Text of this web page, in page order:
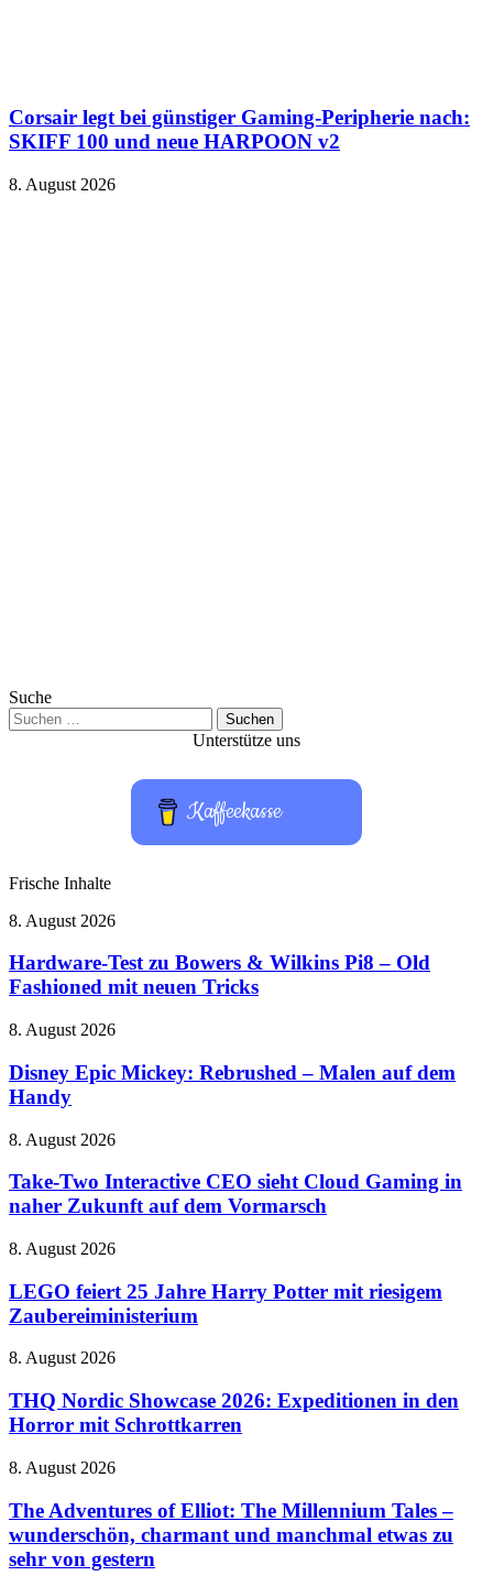
Corsair legt bei günstiger Gaming-Peripherie nach:
SKIFF 100 und neue HARPOON v2
8. August 2026
Suche
Suchen
nach:
Unterstütze uns
Kaffeekasse
Frische Inhalte
Hardware-
zu
Bowers
&
Pi8
Old
Fashioned
neuen
8. August 2026
Hardware-Test zu Bowers & Wilkins Pi8 – Old
Fashioned mit neuen Tricks
Disney
Mickey:
Rebrushed
–
auf
Handy
8. August 2026
Disney Epic Mickey: Rebrushed – Malen auf dem
Handy
Take-
Interactive
CEO
sieht
Gaming
naher
Zukunft
dem
8. August 2026
Take-Two Interactive CEO sieht Cloud Gaming in
naher Zukunft auf dem Vormarsch
LEGO
25
Jahre
Harry
mit
Zaubereiministerium
8. August 2026
LEGO feiert 25 Jahre Harry Potter mit riesigem
Zaubereiministerium
THQ
Showcase
2026:
Expeditionen
den
mit
Schrottkarren
8. August 2026
THQ Nordic Showcase 2026: Expeditionen in den
Horror mit Schrottkarren
The
of
Elliot:
The
Millennium
8. August 2026
The Adventures of Elliot: The Millennium Tales –
wunderschön, charmant und manchmal etwas zu
sehr von gestern